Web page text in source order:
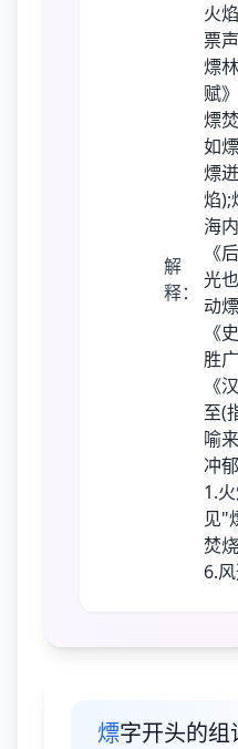
解
释：
火
票
熛
赋
熛
如
熛
焰);
海
《
光
动
《
胜
《
至(
喻
冲
1.
见"
焚
6.风
熛字开头的组